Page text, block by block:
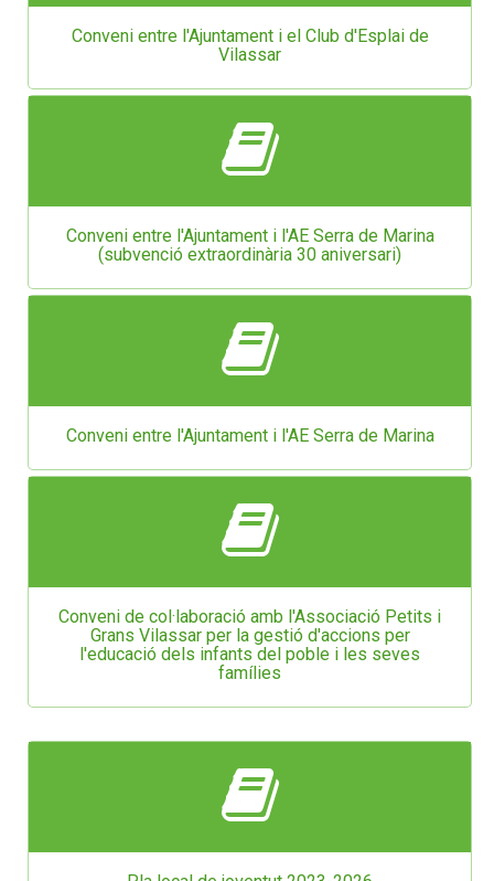
Conveni entre l'Ajuntament i el Club d'Esplai de
Vilassar
Conveni entre l'Ajuntament i l'AE Serra de Marina
(subvenció extraordinària 30 aniversari)
Conveni entre l'Ajuntament i l'AE Serra de Marina
Conveni de col·laboració amb l'Associació Petits i
Grans Vilassar per la gestió d'accions per
l'educació dels infants del poble i les seves
famílies